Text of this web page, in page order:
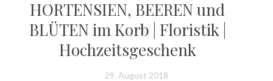
HORTENSIEN, BEEREN und
BLÜTEN im Korb | Floristik |
Hochzeitsgeschenk
29. August 2018